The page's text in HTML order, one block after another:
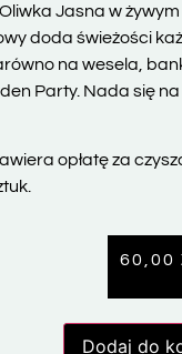
Jasna w żywym
doda świeżości
na wesela,
Party. Nada się na
opłatę za
60,00
Dodaj do